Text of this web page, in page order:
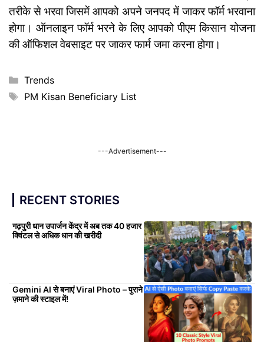
तरीके से भरवा जिसमें आपको अपने जनपद में जाकर फॉर्म भरवाना
होगा। ऑनलाइन फॉर्म भरने के लिए आपको पीएम किसान योजना
की ऑफिशल वेबसाइट पर जाकर फार्म जमा करना होगा।
Categories
Trends
Tags
PM Kisan Beneficiary List
---Advertisement---
RECENT STORIES
गढ़पुरी धान उपार्जन केंद्र में अब तक 40 हजार
क्विंटल से अधिक धान की खरीदी
Gemini AI से बनाएं Viral Photo – पुराने
ज़माने की स्टाइल में!